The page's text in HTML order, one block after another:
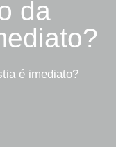
da
é imediato?